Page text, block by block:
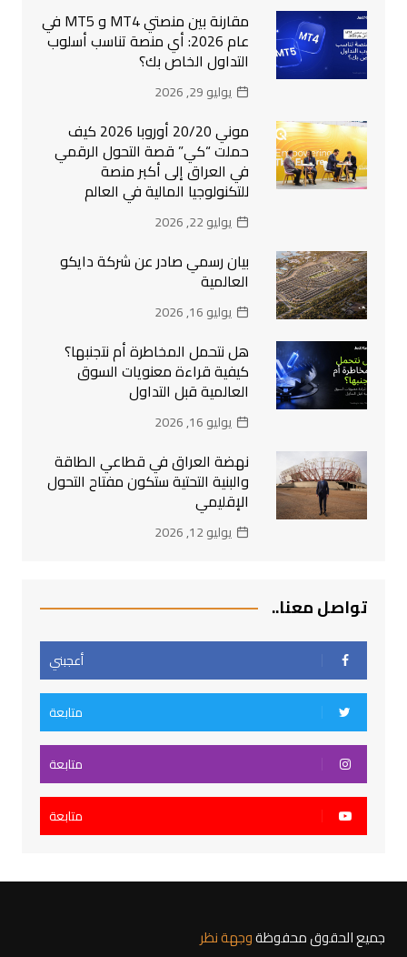
مقارنة بين منصتي MT4 و MT5 في
عام 2026: أي منصة تناسب أسلوب
التداول الخاص بك؟
يوليو 29, 2026
موني 20/20 أوروبا 2026 كيف
حملت “كي” قصة التحول الرقمي
في العراق إلى أكبر منصة
للتكنولوجيا المالية في العالم
يوليو 22, 2026
بيان رسمي صادر عن شركة دايكو
العالمية
يوليو 16, 2026
هل نتحمل المخاطرة أم نتجنبها؟
كيفية قراءة معنويات السوق
العالمية قبل التداول
يوليو 16, 2026
نهضة العراق في قطاعي الطاقة
والبنية التحتية ستكون مفتاح التحول
الإقليمي
يوليو 12, 2026
تواصل معنا..
أعجبني
متابعة
متابعة
متابعة
جميع الحقوق محفوظةوجهة نظر